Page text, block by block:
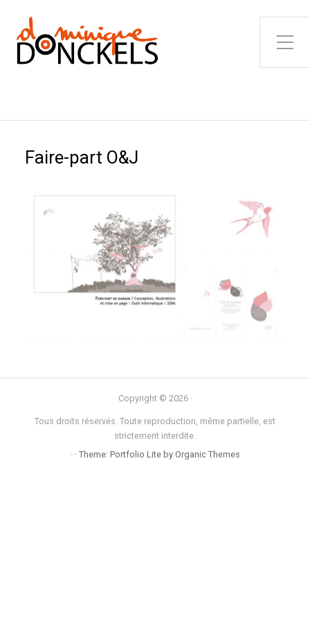
Toggle Side Menu
Faire-part O&J
Copyright © 2026 ·
Tous droits réservés. Toute reproduction, même partielle, est
strictement interdite.
· · Theme: Portfolio Lite by Organic Themes